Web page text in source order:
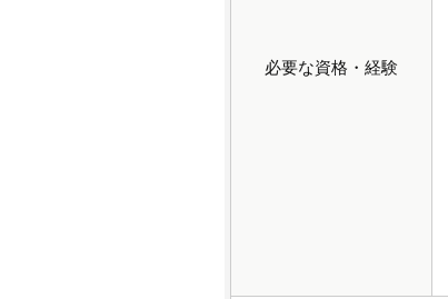
必要な資格・経験